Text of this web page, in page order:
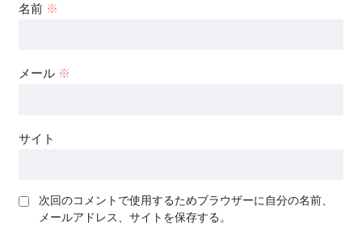
名前 ※
メール ※
サイト
次回のコメントで使用するためブラウザーに自分の名前、
メールアドレス、サイトを保存する。